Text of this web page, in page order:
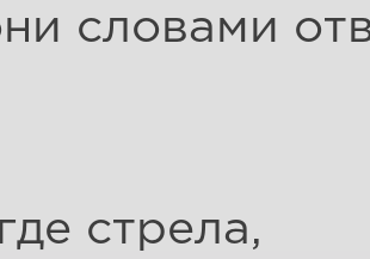
словами
стрела,